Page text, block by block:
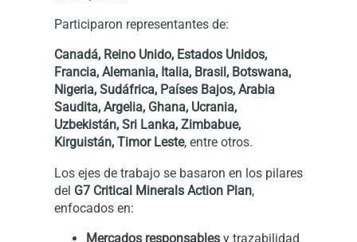
Participaron representantes de:
Canadá, Reino Unido, Estados Unidos,
Francia, Alemania, Italia, Brasil, Botswana,
Nigeria, Sudáfrica, Países Bajos, Arabia
Saudita, Argelia, Ghana, Ucrania,
Uzbekistán, Sri Lanka, Zimbabue,
Kirguistán, Timor Leste, entre otros.
Los ejes de trabajo se basaron en los pilares
del G7 Critical Minerals Action Plan,
enfocados en:
Mercados responsables y trazabilidad